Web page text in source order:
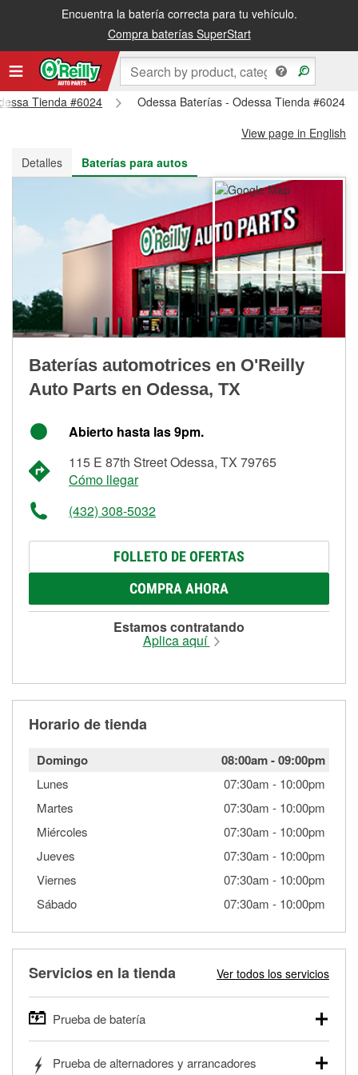
Encuentra la batería correcta para tu vehículo.
Compra baterías SuperStart
Recibe tu orden gratis al día siguiente o recógela en la tienda
Tienda #6024
Odessa Baterías - Odessa Tienda #6024
View page in English
Detalles
Baterías para autos
Baterías automotrices en O'Reilly
Auto Parts en Odessa, TX
Abierto hasta las 9pm.
115 E 87th Street Odessa, TX 79765
Cómo llegar
(432) 308-5032
FOLLETO DE OFERTAS
COMPRA AHORA
Estamos contratando
Aplica aquí
Horario de tienda
Domingo 08:00am-09:00pm
Lunes 07:30am - 10:00pm
Martes
07:30am - 10:00pm
Miércoles
07:30am - 10:00pm
Jueves
07:30am - 10:00pm
Viernes
07:30am - 10:00pm
Sábado
07:30am - 10:00pm
Servicios en la tienda Ver todos los servicios
Prueba de batería
autos, camionetas, SUVs, vehículos comerciales y
Prueba de alternadores y arrancadores